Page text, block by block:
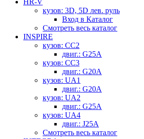
HR-V
кузов: 3D, 5D лев. руль
Вход в Каталог
Смотреть весь каталог
INSPIRE
кузов: CC2
двиг.: G25A
кузов: CC3
двиг.: G20A
кузов: UA1
двиг.: G20A
кузов: UA2
двиг.: G25A
кузов: UA4
двиг.: J25A
Смотреть весь каталог